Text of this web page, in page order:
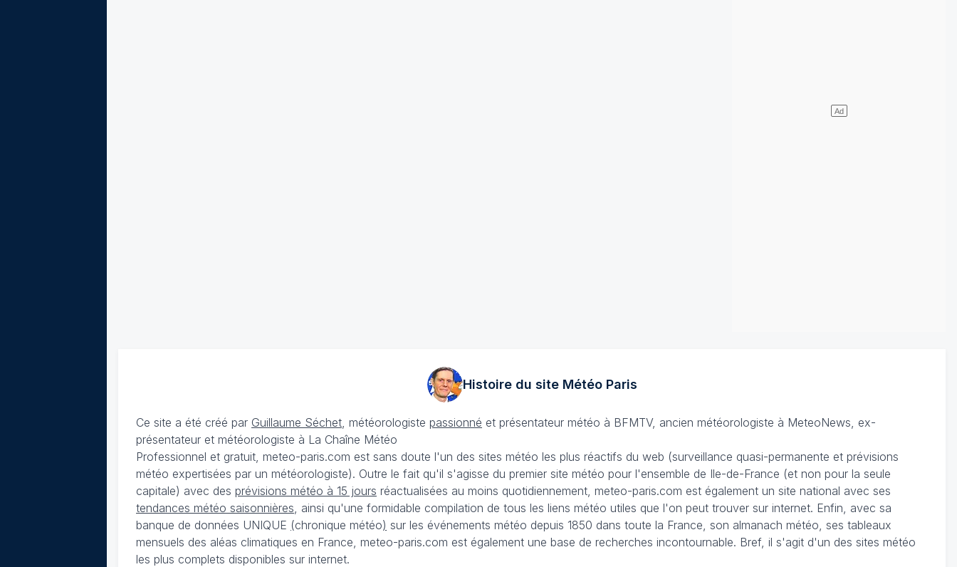
Histoire du site MétéoParis
Ce site a été créé par Guillaume Séchet , météorologiste passionné et présentateur météo à BFMTV, ancien météorologiste à MeteoNews, ex-
présentateur et météorologiste à La Chaîne Météo
Professionnel et gratuit, meteo-paris.com est sans doute l'un des sites météo les plus réactifs du web (surveillance quasi-permanente et prévisions
météo expertisées par un météorologiste). Outre le fait qu'il s'agisse du premier site météo pour l'ensemble de Ile-de-France (et non pour la seule
capitale) avec des prévisions météo à 15 jours réactualisées au moins quotidiennement, meteo-paris.com est également un site national avec ses
tendances météo saisonnières , ainsi qu'une formidable compilation de tous les liens météo utiles que l'on peut trouver sur internet. Enfin, avec sa
banque de données UNIQUE (chronique météo) sur les événements météo depuis 1850 dans toute la France, son almanach météo, ses tableaux
mensuels des aléas climatiques en France, meteo-paris.com est également une base de recherches incontournable. Bref, il s'agit d'un des sites météo
les plus complets disponibles sur internet.